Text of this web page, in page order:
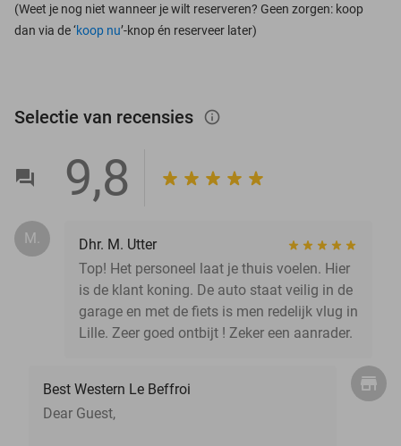
(Weet je nog niet wanneer je wilt reserveren? Geen zorgen: koop
dan via de ‘koop nu’-knop én reserveer later)
Selectie van recensies info_outlined
9,8
M.
Dhr. M. Utter
Top! Het personeel laat je thuis voelen. Hier
is de klant koning. De auto staat veilig in de
garage en met de fiets is men redelijk vlug in
Lille. Zeer goed ontbijt ! Zeker een aanrader.
Best Western Le Beffroi
Dear Guest,